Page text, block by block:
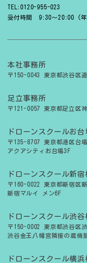
TEL:0120-955-023
受付時間 9:30〜20:00 (年
本社事務所
〒150-0043 東京都渋谷区
足立事務所
〒121-0057 東京都足立区
ドローンスクールお
〒135-8707 東京都港区台
アクアシティお台場3F
ドローンスクール新宿
〒160-0022 東京都新宿区
新宿マルイ メン6F
ドローンスクール渋谷
〒150-0002 東京都渋谷区
渋谷金王八幡宮隣接の蔵脩
ドローンスクール横浜